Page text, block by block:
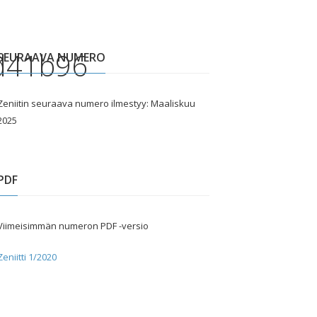
NUMERO
seuraava numero ilmestyy: Maaliskuu
numeron PDF -versio
1/2020